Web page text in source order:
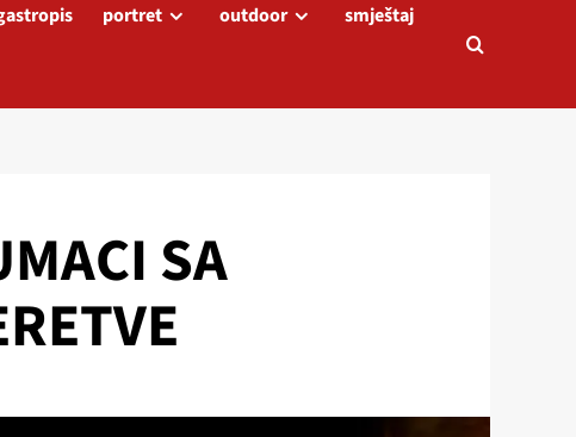
portret outdoor smještaj
SA